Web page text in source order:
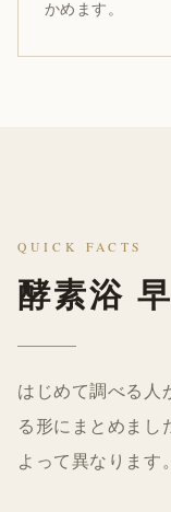
かめます。
QUICK FACTS
酵素浴
はじめて調べる人
る形にまとめまし
よって異なります。